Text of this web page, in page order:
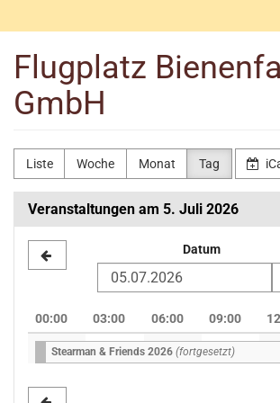
Haupt-
Inhalt
springen
Flugplatz
GmbH
Liste Woche Monat Tag
Veranstaltungen am 5. Juli 2026
zur
auswählen
Datum
00:00 03:00 06:00 09:00
Stearman & Friends 2026 (fortgesetzt)